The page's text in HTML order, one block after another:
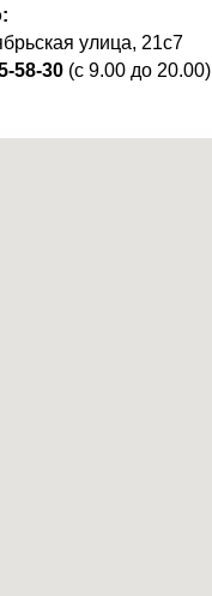
улица, 21с7
58-30 (с 9.00 до 20.00)